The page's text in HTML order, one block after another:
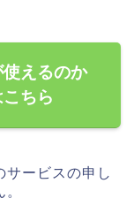
えるのか
ちら
サービスの申し